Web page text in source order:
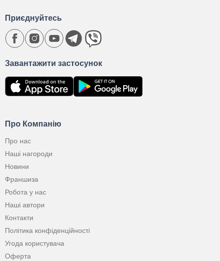
Про Компанію
Про нас
Наші нагороди
Новини
Франшиза
Робота у нас
Наші автори
Контакти
Політика конфіденційності
Угода користувача
Оферта
Завантажити застосунок
Приєднуйтесь